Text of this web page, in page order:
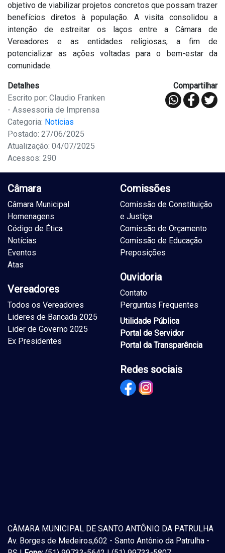
objetivo de viabilizar projetos concretos que possam trazer
benefícios diretos à população. A visita consolidou a
intenção de estreitar os laços entre a Câmara de
Vereadores e as entidades religiosas, a fim de
potencializar as ações voltadas para o bem-estar da
comunidade.
Detalhes
Escrito por: Claudio Franken
- Assessoria de Imprensa
Categoria: Notícias
Postado: 27/06/2025
Atualização: 04/07/2025
Acessos: 290
Compartilhar
Câmara
Câmara Municipal
Homenagens
Código de Ética
Notícias
Eventos
Atas
Vereadores
Todos os Vereadores
Lideres de Bancada 2025
Lider de Governo 2025
Ex Presidentes
Comissões
Comissão de Constituição
e Justiça
Comissão de Orçamento
Comissão de Educação
Preposições
Ouvidoria
Contato
Perguntas Frequentes
Utilidade Pública
Portal de Servidor
Portal da Transparência
Redes sociais
CÂMARA MUNICIPAL DE SANTO ANTÔNIO DA PATRULHA
Av. Borges de Medeiros,602 - Santo Antônio da Patrulha -